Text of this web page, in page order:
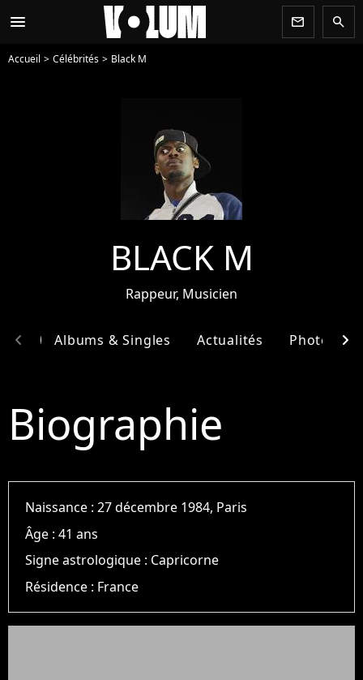
menu newsletter search
Accueil Célébrités Black M
BLACK M
Rappeur, Musicien
Albums & Singles Actualités Photos
chevron_left chevron_right
Biographie
Naissance :27 décembre 1984, Paris
Âge :41 ans
Signe astrologique : Capricorne
Résidence : France